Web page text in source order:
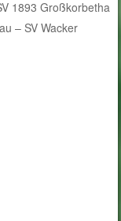
1893 Großkorbetha
– SV Wacker